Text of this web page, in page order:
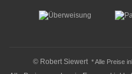
© Robert Siewert * Alle Preise